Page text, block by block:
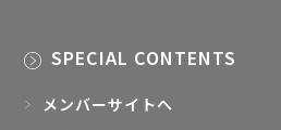
メンバーサイトへ
JAA note